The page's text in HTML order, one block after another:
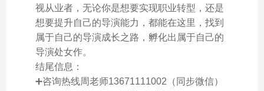
视从业者，无论你是想要实现职业转型，还是
想要提升自己的导演能力，都能在这里，找到
属于自己的导演成长之路，孵化出属于自己的
导演处女作。
结尾信息：
➕咨询热线周老师13671111002（同步微信）